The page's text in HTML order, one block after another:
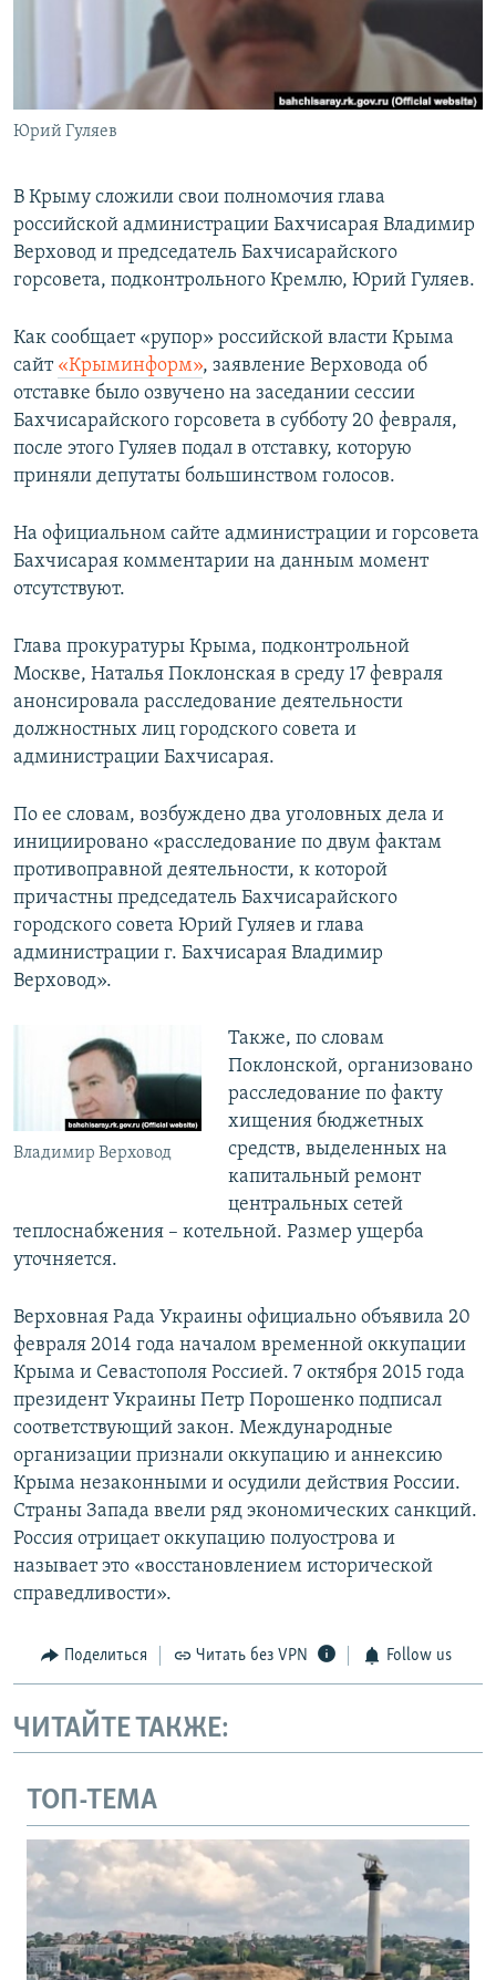
ПОБЕДИТЕЛЕЙ НЕ СУДЯТ?
КРЫМ.НЕПОКОРЕННЫЙ
ELIFBE
УКРАИНСКАЯ ПРОБЛЕМА КРЫМА
ПРИСОЕДИНЯЙТЕСЬ!
Юрий Гуляев
В Крыму сложили свои полномочия глава
российской администрации Бахчисарая Владимир
Верховод и председатель Бахчисарайского
горсовета, подконтрольного Кремлю, Юрий Гуляев.
Как сообщает «рупор» российской власти Крыма
сайт «Крыминформ», заявление Верховода об
отставке было озвучено на заседании сессии
Бахчисарайского горсовета в субботу 20 февраля,
после этого Гуляев подал в отставку, которую
приняли депутаты большинством голосов.
На официальном сайте администрации и горсовета
Бахчисарая комментарии на данным момент
отсутствуют.
Глава прокуратуры Крыма, подконтрольной
Москве, Наталья Поклонская в среду 17 февраля
анонсировала расследование деятельности
должностных лиц городского совета и
администрации Бахчисарая.
По ее словам, возбуждено два уголовных дела и
инициировано «расследование по двум фактам
противоправной деятельности, к которой
причастны председатель Бахчисарайского
городского совета Юрий Гуляев и глава
администрации г. Бахчисарая Владимир
Верховод».
Владимир Верховод
Также, по словам
Поклонской, организовано
расследование по факту
хищения бюджетных
средств, выделенных на
капитальный ремонт
центральных сетей
теплоснабжения – котельной. Размер ущерба
уточняется.
Верховная Рада Украины официально объявила 20
февраля 2014 года началом временной оккупации
Крыма и Севастополя Россией. 7 октября 2015 года
президент Украины Петр Порошенко подписал
соответствующий закон. Международные
организации признали оккупацию и аннексию
Крыма незаконными и осудили действия России.
Страны Запада ввели ряд экономических санкций.
Россия отрицает оккупацию полуострова и
называет это «восстановлением исторической
справедливости».
Поделиться Читать без VPN Follow us
ЧИТАЙТЕ ТАКЖЕ:
ТОП-ТЕМА